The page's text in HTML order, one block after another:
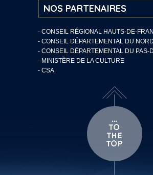
NOS PARTENAIRES
- CONSEIL RÉGIONAL HAUTS-DE-
- CONSEIL DÉPARTEMENTAL DU NORD
- CONSEIL DÉPARTEMENTAL DU PAS-
- MINISTÈRE DE LA CULTURE
- CSA